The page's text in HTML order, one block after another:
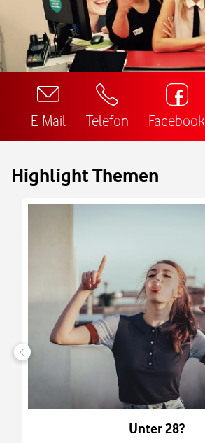
E-Mail Telefon Facebook
Highlight Themen
Unter 28?